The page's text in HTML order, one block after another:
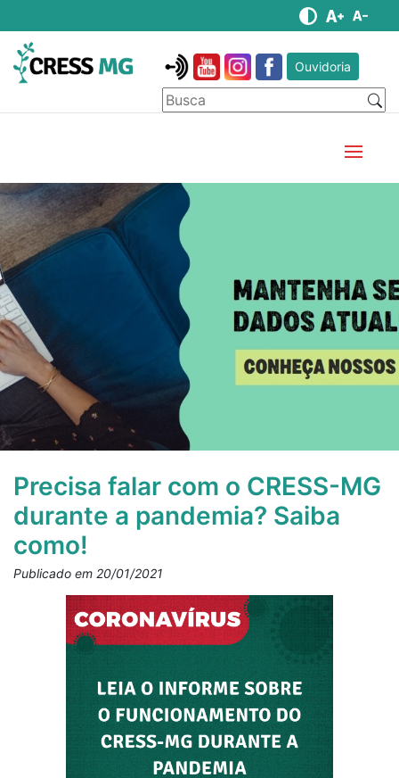
Ouvidoria
Precisa falar com o CRESS-MG
durante a pandemia? Saiba
como!
Publicado em 20/01/2021